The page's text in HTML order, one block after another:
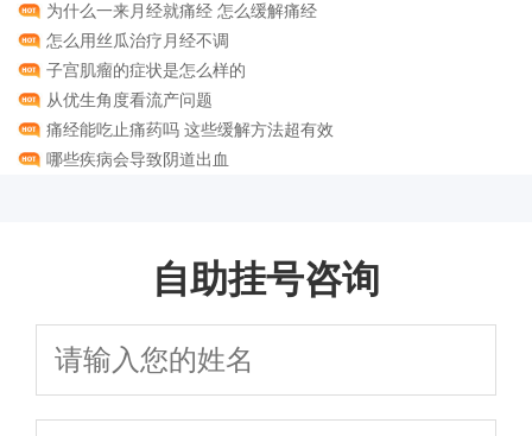
为什么一来月经就痛经 怎么缓解痛经
怎么用丝瓜治疗月经不调
子宫肌瘤的症状是怎么样的
从优生角度看流产问题
痛经能吃止痛药吗 这些缓解方法超有效
哪些疾病会导致阴道出血
自助挂号咨询